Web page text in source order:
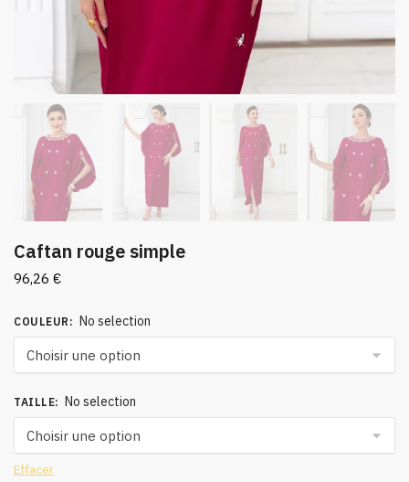
Caftan rouge simple
96,26 €
COULEUR : No selection
TAILLE: No selection
Effacer